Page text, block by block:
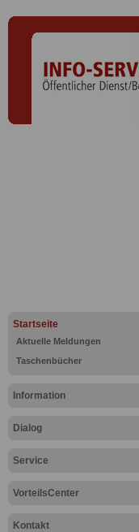
Startseite
Aktuelle Meldungen
Taschenbücher
Information
Dialog
Service
VorteilsCenter
Kontakt